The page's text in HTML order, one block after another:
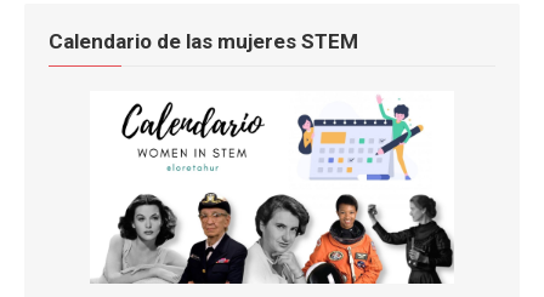
Calendario de las mujeres STEM